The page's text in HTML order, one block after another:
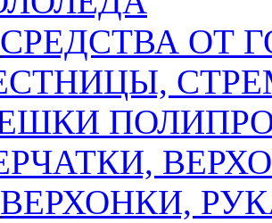
СРЕДСТВА ОТ
ВЕРХОНКИ,